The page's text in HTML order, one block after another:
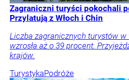
Zagraniczni turyści pokochali
Przylatują z Włoch i Chin
Liczba zagranicznych turystów
wzrosła aż o 39 procent.
krajów.
TurystykaPodróże